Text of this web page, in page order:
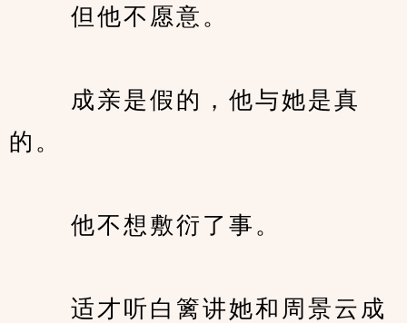
但他不愿意。
成亲是假的，他与她是真
的。
他不想敷衍了事。
适才听白篱讲她和周景云成